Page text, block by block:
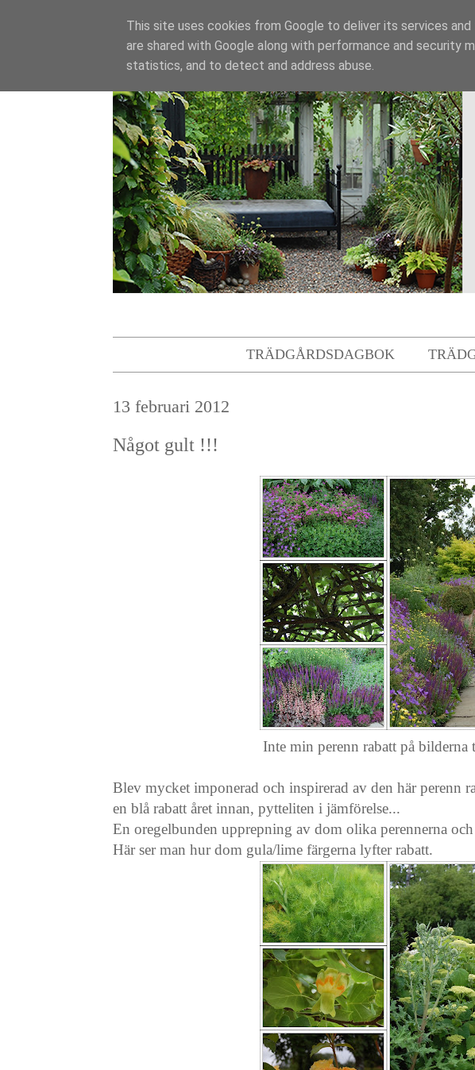
TRÄDGÅRDSDAGBOK
13 februari 2012
Något gult !!!
Inte min perenn rabatt på bilderna
Blev mycket imponerad och inspirerad av den här perenn
en blå rabatt året innan, pytteliten i jämförelse...
En oregelbunden upprepning av dom olika perennerna
Här ser man hur dom gula/lime färgerna lyfter rabatt.
This site uses cookies from Google to deliver its services
are shared with Google along with performance and security
statistics, and to detect and address abuse.